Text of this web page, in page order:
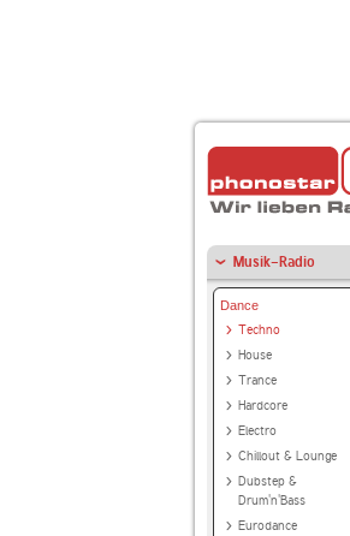
Musik-Radio
Dance
Techno
House
Trance
Hardcore
Electro
Chillout & Lounge
Dubstep &
Drum'n'Bass
Eurodance